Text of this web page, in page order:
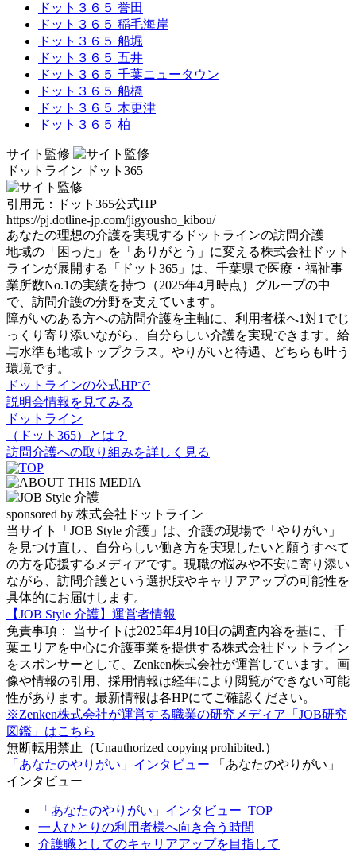
ドット３６５ 誉田
ドット３６５ 稲毛海岸
ドット３６５ 船堀
ドット３６５ 五井
ドット３６５ 千葉ニュータウン
ドット３６５ 船橋
ドット３６５ 木更津
ドット３６５ 柏
サイト監修
ドット ライン ドット365
引用元：ドット365公式HP
https://pj.dotline-jp.com/jigyousho_kibou/
あなたの理想の介護を実現するドットラインの訪問介護
地域の「困った」を「ありがとう」に変える株式会社ドット
ラインが展開する「ドット365」は、千葉県で医療・福祉事
業所数No.1の実績を持つ（2025年4月時点）グループの中
で、訪問介護の分野を支えています。
障がいのある方への訪問介護を主軸に、利用者様へ1対1でじ
っくり寄り添いながら、自分らしい介護を実現できます。給
与水準も地域トップクラス。やりがいと待遇、どちらも叶う
環境です。
ドットラインの公式HPで
説明会情報を見てみる
ドットライン
（ドット365）とは？
訪問介護への取り組みを詳しく見る
sponsored by 株式会社ドットライン
当サイト「JOB Style 介護」は、介護の現場で「やりがい」
を見つけ直し、自分らしい働き方を実現したいと願うすべて
の方を応援するメディアです。現職の悩みや不安に寄り添い
ながら、訪問介護という選択肢やキャリアアップの可能性を
具体的にお届けします。
【JOB Style 介護】運営者情報
免責事項： 当サイトは2025年4月10日の調査内容を基に、千
葉エリアを中心に介護事業を提供する株式会社ドットライン
をスポンサーとして、Zenken株式会社が運営しています。画
像や情報の引用、採用情報は経年により閲覧ができない可能
性があります。最新情報は各HPにてご確認ください。
※Zenken株式会社が運営する職業の研究メディア「JOB研究
図鑑」はこちら
無断転用禁止（Unauthorized copying prohibited.）
「あなたのやりがい」インタビュー
「あなたのやりがい」
インタビュー
「あなたのやりがい」インタビュー_TOP
一人ひとりの利用者様へ向き合う時間
介護職としてのキャリアアップを目指して